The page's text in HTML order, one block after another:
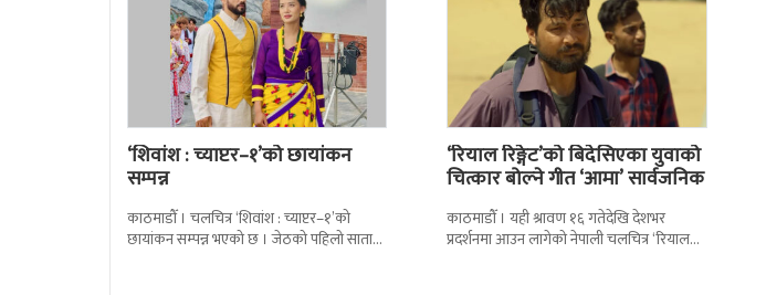
‘शिवांश : च्याप्टर–१’को छायांकन
सम्पन्न
काठमाडौँ । चलचित्र ‘शिवांश : च्याप्टर–१’को
छायांकन सम्पन्न भएको छ । जेठको पहिलो साता
‘रियाल रिङ्गेट’को बिदेसिएका युवाको
चित्कार बोल्ने गीत ‘आमा’ सार्वजनिक
काठमाडौँ । यही श्रावण १६ गतेदेखि देशभर
प्रदर्शनमा आउन लागेको नेपाली चलचित्र ‘रियाल